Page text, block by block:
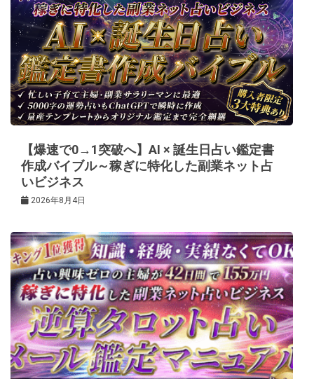
ー
シ
ョ
ン【爆速で0→1突破へ】AI × 誕生日占い鑑定書
作成バイブル～稼ぎに特化した副業ネット占
いビジネス
2026年8月4日